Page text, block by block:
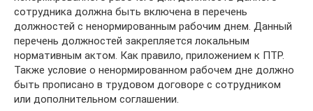
сотрудника должна быть включена в перечень
должностей с ненормированным рабочим днем. Данный
перечень должностей закрепляется локальным
нормативным актом. Как правило, приложением к ПТР.
Также условие о ненормированном рабочем дне должно
быть прописано в трудовом договоре с сотрудником
или дополнительном соглашении.